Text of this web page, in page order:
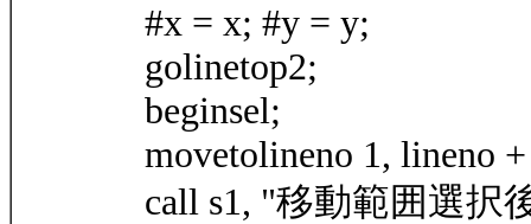
#x = x; #y = y;
golinetop2;
beginsel;
movetolineno 1, lineno
call s1, "移動範囲選択